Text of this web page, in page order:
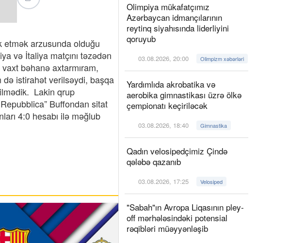
etmək arzusunda olduğu
və İtaliya matçını təzədən
bəhanə axtarmıram,
istirahət verilsəydi, başqa
Lakin qrup
Buffondan sitat
4:0 hesabı ilə məğlub
Olimpiya mükafatçımız
Azərbaycan idmançılarının
reytinq siyahısında liderliyini
qoruyub
03.08.2026, 20:00 Olimpizm xəbərləri
Yardımlıda akrobatika və
aerobika gimnastikası üzrə ölkə
çempionatı keçiriləcək
03.08.2026, 18:40 Gimnastika
Qadın velosipedçimiz Çində
qələbə qazanıb
03.08.2026, 17:25 Velosiped
"Sabah"ın Avropa Liqasının pley-
off mərhələsindəki potensial
rəqibləri müəyyənləşib